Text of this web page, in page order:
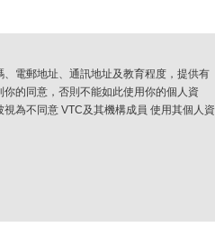
電郵地址、通訊地址及教育程度，提供有
的同意，否則不能如此使用你的個人資
為不同意 VTC及其機構成員 使用其個人資